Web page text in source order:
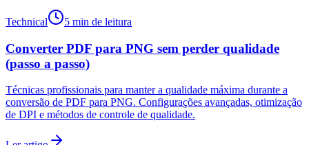
Technical 5 min de leitura
Converter PDF para PNG sem perder qualidade
(passo a passo)
Técnicas profissionais para manter a qualidade máxima durante a
conversão de PDF para PNG. Configurações avançadas, otimização
de DPI e métodos de controle de qualidade.